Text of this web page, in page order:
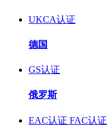
UKCA认证
德国
GS认证
俄罗斯
EAC认证 FAC认证